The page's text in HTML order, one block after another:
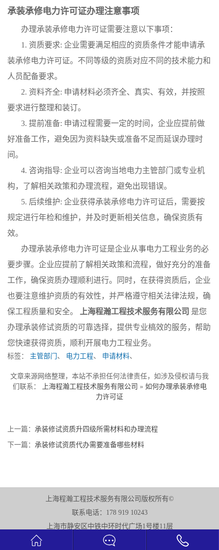
承装承修电力许可证办理注意事项
办理承装承修电力许可证需要注意以下事项：
1. 资质要求: 企业需要满足相应的资质条件才能申请承
装承修电力许可证。不同等级的资质对应不同的技术能力和
人员配备要求。
2. 资料齐全: 申请材料必须齐全、真实、有效，并按照
要求进行整理和装订。
3. 提前准备: 申请过程需要一定的时间，企业应提前做
好准备工作，避免因为资料缺失或准备不足而延误办理时
间。
4. 咨询指导: 企业可以咨询当地电力主管部门或专业机
构，了解相关政策和办理流程，避免出现错误。
5. 后续维护: 企业获得承装承修电力许可证后，需要按
规定进行年检和维护，并及时更新相关信息，确保资质有
效。
办理承装承修电力许可证是企业从事电力工程业务的必
要步骤。企业应提前了解相关政策和流程，做好充分的准备
工作，确保资质办理顺利进行。同时，在获得资质后，企业
也要注意维护资质的有效性，并严格遵守相关法律法规，确
保工程质量和安全。
上海程瀚工程技术服务有限公司 是您
办理承装修试资质的可靠选择，提供专业槁效的服务，帮助
您快速获得资质，顺利开展电力工程业务。
标签： 主管部门 、 电力工程、 申请材料、
文章来源网络整理，本站不承担任何法律责任，如涉及侵权请与我
们联系：
上海程瀚工程技术服务有限公司 » 如何办理承装承修电
力许可证
上一篇： 承装修试资质升四级所需材料和办理流程
下一篇： 承装修试资质代办需要准备哪些材料
上海程瀚工程技术服务有限公司版权所有©
联系电话：178 919 10243
上海市静安区中铁中环时代广场1号楼11层
  